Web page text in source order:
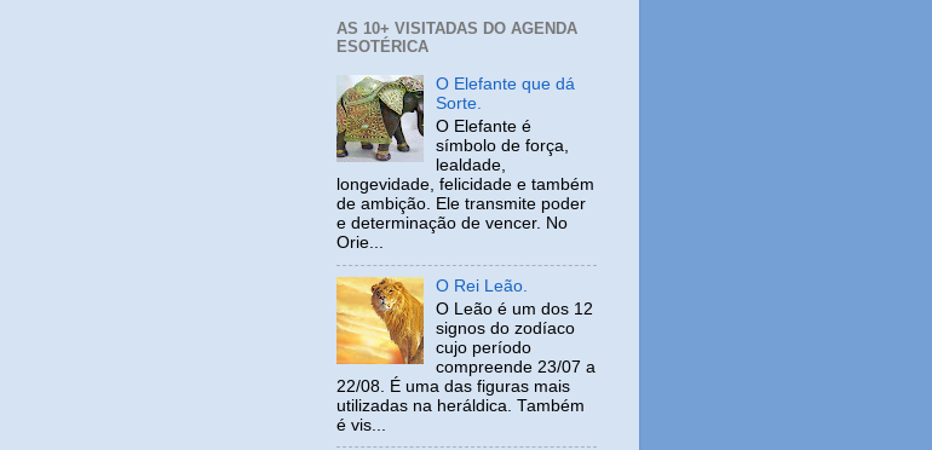
AS 10+ VISITADAS DO AGENDA
ESOTÉRICA
O Elefante que dá
Sorte.
O Elefante é
símbolo de força,
lealdade,
longevidade, felicidade e também
de ambição. Ele transmite poder
e determinação de vencer. No
Orie...
O Rei Leão.
O Leão é um dos 12
signos do zodíaco
cujo período
compreende 23/07 a
22/08. É uma das figuras mais
utilizadas na heráldica. Também
é vis...